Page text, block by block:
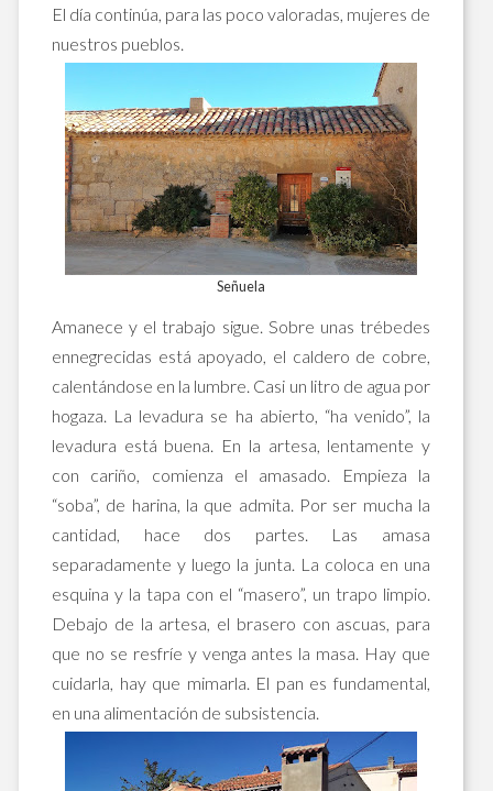
El día continúa, para las poco valoradas, mujeres de
nuestros pueblos.
Señuela
Amanece y el trabajo sigue. Sobre unas trébedes
ennegrecidas está apoyado, el caldero de cobre,
calentándose en la lumbre. Casi un litro de agua por
hogaza. La levadura se ha abierto, “ha venido”, la
levadura está buena. En la artesa, lentamente y
con cariño, comienza el amasado. Empieza la
“soba”, de harina, la que admita. Por ser mucha la
cantidad, hace dos partes. Las amasa
separadamente y luego la junta. La coloca en una
esquina y la tapa con el “masero”, un trapo limpio.
Debajo de la artesa, el brasero con ascuas, para
que no se resfríe y venga antes la masa. Hay que
cuidarla, hay que mimarla. El pan es fundamental,
en una alimentación de subsistencia.